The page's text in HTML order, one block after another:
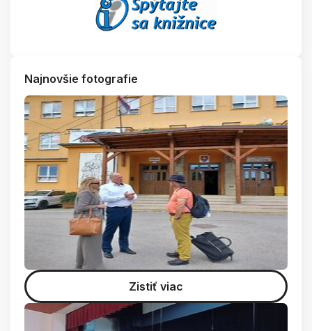
Najnovšie fotografie
Zistiť viac